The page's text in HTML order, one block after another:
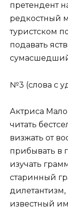
претендент
редкостный
туристском
подавать
сумасшедший
№3 (слова с
Актриса
читать
визжать от
прибывать в
изучать
старинный
известный